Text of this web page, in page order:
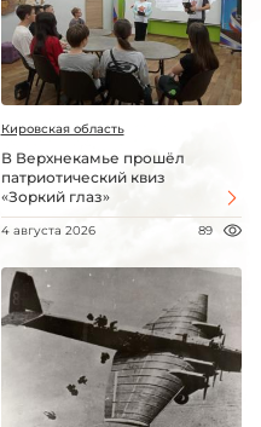
Кировская область
В Верхнекамье прошёл
патриотический квиз
«Зоркий глаз»
4 августа 2026 89